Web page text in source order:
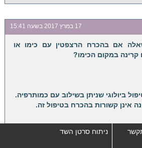
17 במרץ 2017 בשעה 15:41
אם בהכרח הרצפטין עם כימו או
במקום הכימו?
ביולוגי שניתן בשילוב עם כמותרפיה.
אינן קשורות בהכרח בטיפול זה.
כללית
ניתוח סרטן השד